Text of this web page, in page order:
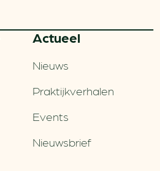
Actueel
Nieuws
Praktijkverhalen
Events
Nieuwsbrief